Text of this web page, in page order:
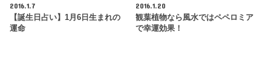
2016.1.7
【誕生日占い】1月6日生まれの
運命
2016.1.20
観葉植物なら風水ではペペロミア
で幸運効果！